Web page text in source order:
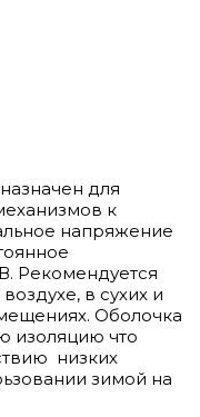
для
к
напряжение
Рекомендуется
в сухих и
Оболочка
изоляцию что
низких
зимой на